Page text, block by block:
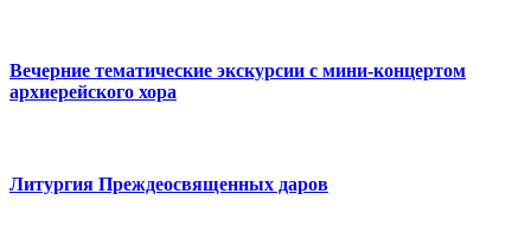
Вечерние тематические экскурсии с мини-концертом
архиерейского хора
Литургия Преждеосвященных даров